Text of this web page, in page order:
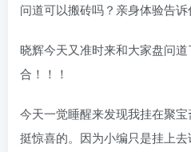
问道可以搬砖吗？亲身体验告诉
晓辉今天又准时来和大家盘问
合！！！
今天一觉睡醒来发现我挂在聚
挺惊喜的。因为小编只是挂上